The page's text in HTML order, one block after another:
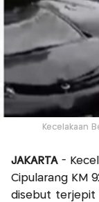
Kecelakaan
JAKARTA -
Cipularang KM
disebut terjepit